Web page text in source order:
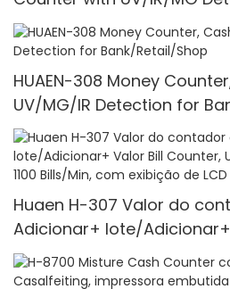
HUAEN-308 Money
UV/MG/IR Detection for
Huaen H-307 Valor do
Adicionar+ lote/
UV/Mg/Ir/Mt Detecção,
exibição de LCD